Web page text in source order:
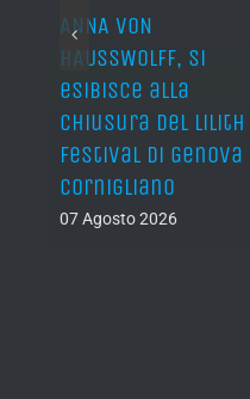
ANNA VON
HAUSSWOLFF, si
esibisce alla
chiusura del Lilith
Festival di Genova
Cornigliano
07 Agosto 2026